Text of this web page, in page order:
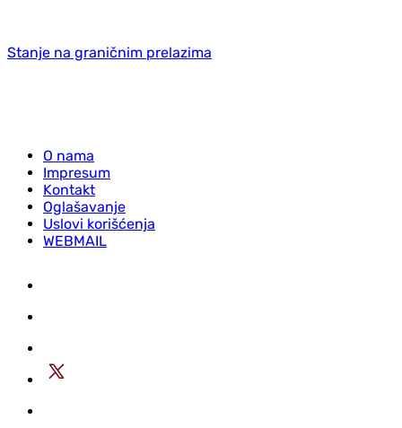
Stanje na graničnim prelazima
O nama
Impresum
Kontakt
Oglašavanje
Uslovi korišćenja
WEBMAIL